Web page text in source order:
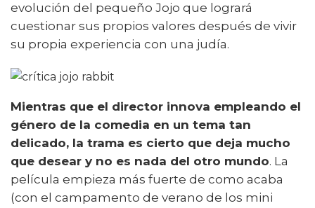
evolución del pequeño Jojo que logrará
cuestionar sus propios valores después de vivir
su propia experiencia con una judía.
Mientras que el director innova empleando el
género de la comedia en un tema tan
delicado, la trama es cierto que deja mucho
que desear y no es nada del otro mundo. La
película empieza más fuerte de como acaba
(con el campamento de verano de los mini